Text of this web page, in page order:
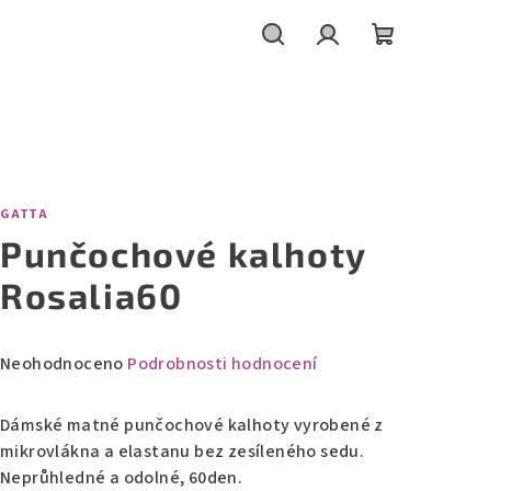
GATTA
Punčochové kalhoty
Rosalia60
Průměrné
produktu
0,0
Neohodnoceno Podrobnosti hodnocení
Dámské matné punčochové kalhoty vyrobené z
mikrovlákna a elastanu bez zesíleného sedu.
Neprůhledné a odolné, 60den.